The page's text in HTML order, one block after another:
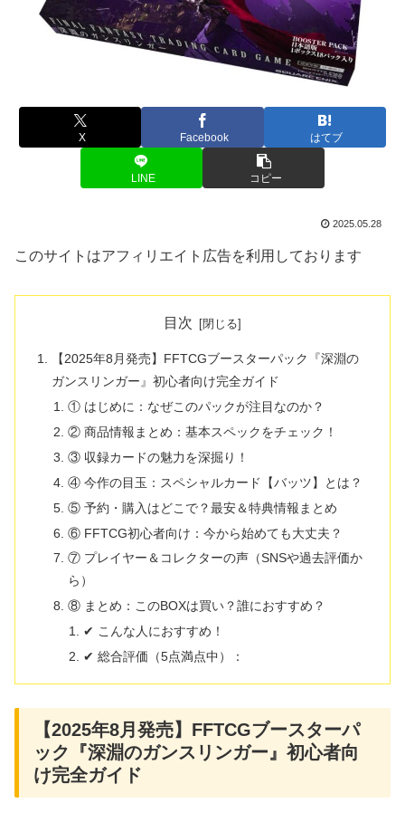
X Facebook はてブ
LINE コピー
2025.05.28
このサイトはアフィリエイト広告を利用しております
目次
【2025年8月発売】FFTCGブースターパック『深淵の
ガンスリンガー』初心者向け完全ガイド
① はじめに：なぜこのパックが注目なのか？
② 商品情報まとめ：基本スペックをチェック！
③ 収録カードの魅力を深掘り！
④ 今作の目玉：スペシャルカード【バッツ】とは？
⑤ 予約・購入はどこで？最安＆特典情報まとめ
⑥ FFTCG初心者向け：今から始めても大丈夫？
⑦ プレイヤー＆コレクターの声（SNSや過去評価か
ら）
⑧ まとめ：このBOXは買い？誰におすすめ？
✔ こんな人におすすめ！
✔ 総合評価（5点満点中）：
【2025年8月発売】FFTCGブースターパ
ック『深淵のガンスリンガー』初心者向
け完全ガイド